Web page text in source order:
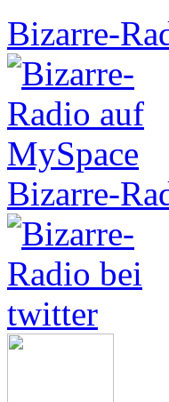
Bizarre-
Bizarre-